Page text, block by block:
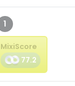
1
MixiScore
77.2